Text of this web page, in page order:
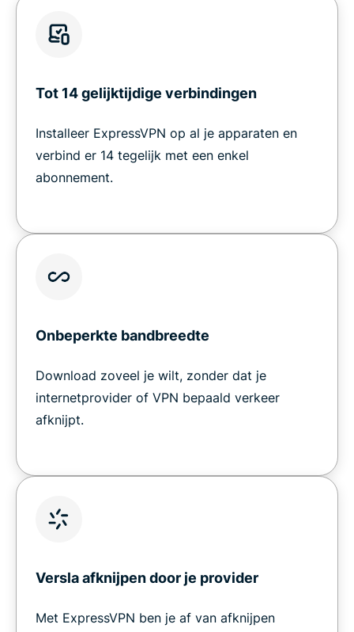
Tot 14 gelijktijdige verbindingen
Installeer ExpressVPN op al je apparaten en
verbind er 14 tegelijk met een enkel
abonnement.
Onbeperkte bandbreedte
Download zoveel je wilt, zonder dat je
internetprovider of VPN bepaald verkeer
afknijpt.
Versla afknijpen door je provider
Met ExpressVPN ben je af van afknijpen